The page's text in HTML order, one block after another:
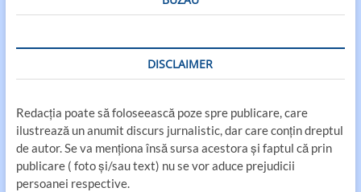
DISCLAIMER
Redacția poate să foloseească poze spre publicare, care
ilustrează un anumit discurs jurnalistic, dar care conțin dreptul
de autor. Se va menționa însă sursa acestora și faptul că prin
publicare ( foto și/sau text) nu se vor aduce prejudicii
persoanei respective.